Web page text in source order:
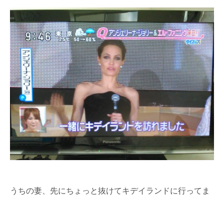
うちの妻、先にちょっと抜けてキデイランドに行ってま